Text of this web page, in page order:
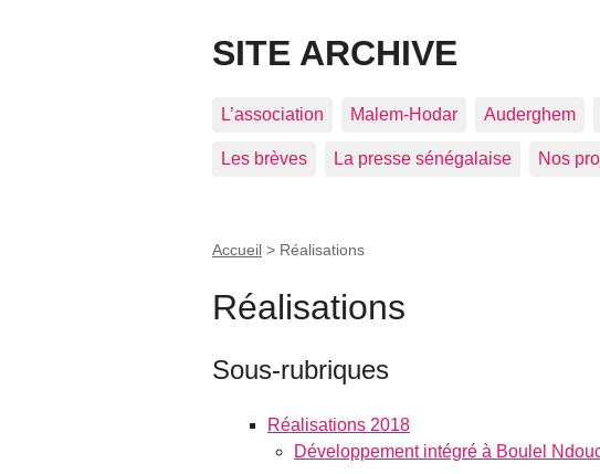
SITE ARCHIVE
L’association Malem-Hodar Auderghem
Les brèves La presse sénégalaise Nos
Accueil > Réalisations
Réalisations
Sous-rubriques
Réalisations 2018
Développement intégré à Boulel